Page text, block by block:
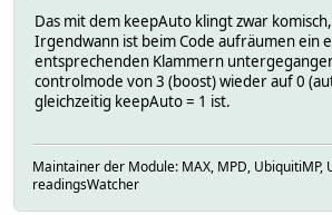
Das mit dem keepAuto klingt zwar
Irgendwann ist beim Code aufräumen ein
entsprechenden Klammern
controlmode von 3 (boost) wieder auf 0
gleichzeitig keepAuto = 1 ist.
Maintainer der Module: MAX, MPD, UbiquitiMP,
readingsWatcher